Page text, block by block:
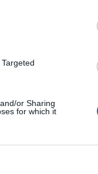
or Sharing
for which it